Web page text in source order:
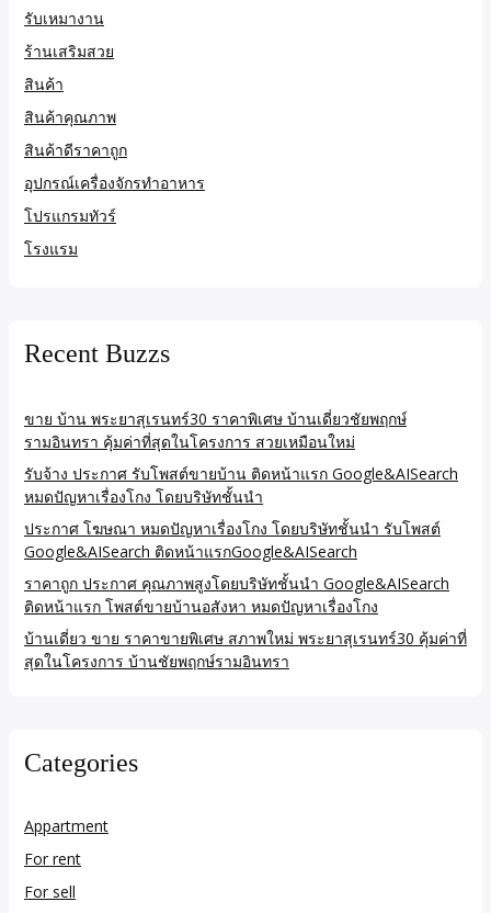
รับเหมางาน
ร้านเสริมสวย
สินค้า
สินค้าคุณภาพ
สินค้าดีราคาถูก
อุปกรณ์เครื่องจักรทำอาหาร
โปรแกรมทัวร์
โรงแรม
Recent Buzzs
ขาย บ้าน พระยาสุเรนทร์30 ราคาพิเศษ บ้านเดี่ยวชัยพฤกษ์
รามอินทรา คุ้มค่าที่สุดในโครงการ สวยเหมือนใหม่
รับจ้าง ประกาศ รับโพสต์ขายบ้าน ติดหน้าแรก Google&AISearch
หมดปัญหาเรื่องโกง โดยบริษัทชั้นนำ
ประกาศ โฆษณา หมดปัญหาเรื่องโกง โดยบริษัทชั้นนำ รับโพสต์
Google&AISearch ติดหน้าแรกGoogle&AISearch
ราคาถูก ประกาศ คุณภาพสูงโดยบริษัทชั้นนำ Google&AISearch
ติดหน้าแรก โพสต์ขายบ้านอสังหา หมดปัญหาเรื่องโกง
บ้านเดี่ยว ขาย ราคาขายพิเศษ สภาพใหม่ พระยาสุเรนทร์30 คุ้มค่าที่
สุดในโครงการ บ้านชัยพฤกษ์รามอินทรา
Categories
Appartment
For rent
For sell